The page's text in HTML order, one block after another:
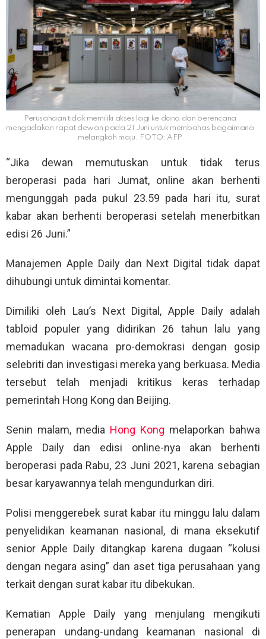
Perusahaan tidak memiliki akses lagi ke dana dan berencana
mengadakan rapat dewan pada 21 Juni untuk membahas bagaimana
melangkah maju. FOTO: AFP
“Jika dewan memutuskan untuk tidak terus
beroperasi pada hari Jumat, online akan berhenti
mengunggah pada pukul 23.59 pada hari itu, surat
kabar akan berhenti beroperasi setelah menerbitkan
edisi 26 Juni.”
Manajemen Apple Daily dan Next Digital tidak dapat
dihubungi untuk dimintai komentar.
Dimiliki oleh Lau’s Next Digital, Apple Daily adalah
tabloid populer yang didirikan 26 tahun lalu yang
memadukan wacana pro-demokrasi dengan gosip
selebriti dan investigasi mereka yang berkuasa. Media
tersebut telah menjadi kritikus keras terhadap
pemerintah Hong Kong dan Beijing.
Senin malam, media Hong Kong melaporkan bahwa
Apple Daily dan edisi online-nya akan berhenti
beroperasi pada Rabu, 23 Juni 2021, karena sebagian
besar karyawannya telah mengundurkan diri.
Polisi menggerebek surat kabar itu minggu lalu dalam
penyelidikan keamanan nasional, di mana eksekutif
senior Apple Daily ditangkap karena dugaan “kolusi
dengan negara asing” dan aset tiga perusahaan yang
terkait dengan surat kabar itu dibekukan.
Kematian Apple Daily yang menjulang mengikuti
penerapan undang-undang keamanan nasional di